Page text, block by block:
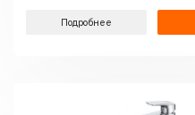
Подробнее